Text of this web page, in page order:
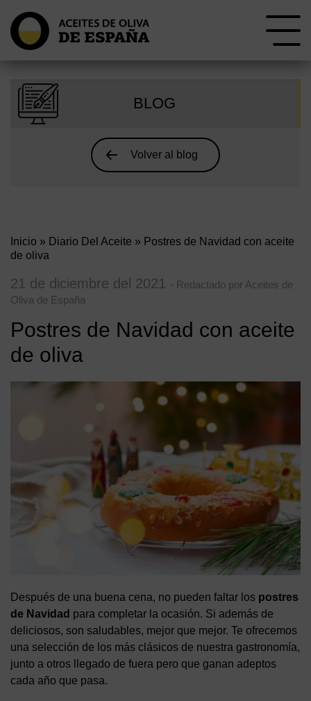
BLOG
Volver al blog
Inicio » Diario Del Aceite » Postres de Navidad con aceite
de oliva
21 de diciembre del 2021
- Redactado por Aceites de
Oliva de España
Postres de Navidad con aceite
de oliva
Después de una buena cena, no pueden faltar los postres
de Navidad para completar la ocasión. Si además de
deliciosos, son saludables, mejor que mejor. Te ofrecemos
una selección de los más clásicos de nuestra gastronomía,
junto a otros llegado de fuera pero que ganan adeptos
cada año que pasa.